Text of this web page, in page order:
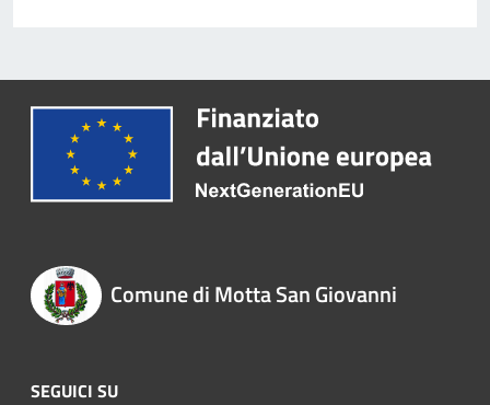
Comune di Motta San Giovanni
SEGUICI SU